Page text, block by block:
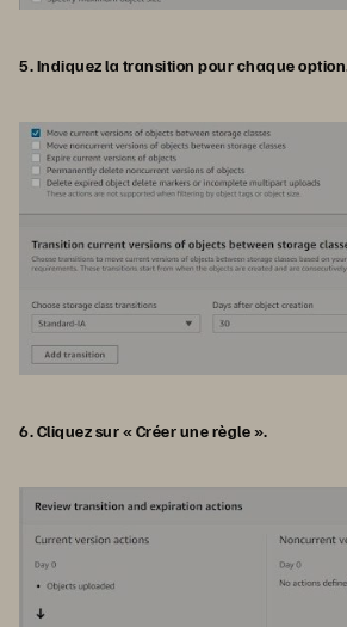
5. Indiquez la transition pour chaque
6. Cliquez sur « Créer une règle ».